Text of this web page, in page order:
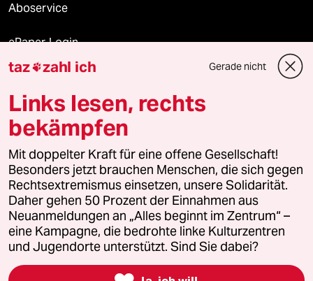
Aboservice
ePaper Login
Downloads für Abonnierende
© 2026 taz Verlags und Vertriebs GmbH
Alle Rechte vorbehalten. Bei rechtlichen Fragen oder für Genehmigungen
wenden Sie sich bitte an
lizenzen@taz.de
Feedback Redaktionsstatut Kommune-Richtlinien
Leitlinie Informant Datenschutz Impressum AGB
Seitenwende Einwilligungen widerrufen (Ads)
taz zahl ich Gerade nicht
Links lesen, rechts
bekämpfen
Mit doppelter Kraft für eine offene Gesellschaft!
Besonders jetzt brauchen Menschen, die sich gegen
Rechtsextremismus einsetzen, unsere Solidarität.
Daher gehen 50 Prozent der Einnahmen aus
Neuanmeldungen an „Alles beginnt im Zentrum“ –
eine Kampagne, die bedrohte linke Kulturzentren
und Jugendorte unterstützt. Sind Sie dabei?